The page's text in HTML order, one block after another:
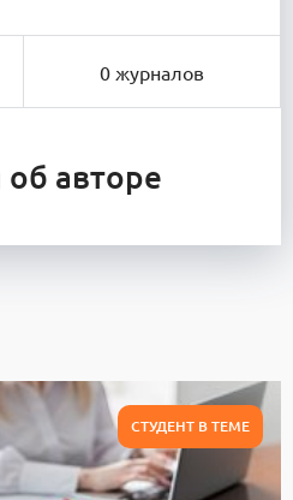
0 журналов
авторе
СТУДЕНТ В ТЕМЕ